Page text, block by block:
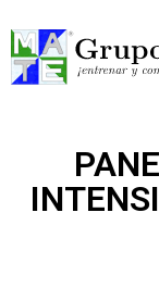
te hace mejor!